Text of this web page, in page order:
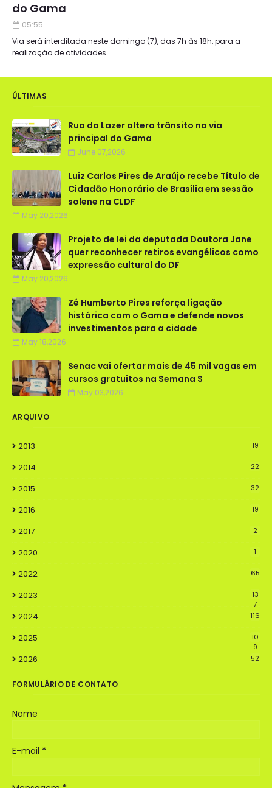
do Gama
05:55
Via será interditada neste domingo (7), das 7h às 18h, para a
realização de atividades…
ÚLTIMAS
Rua do Lazer altera trânsito na via
principal do Gama
June 07,2026
Luiz Carlos Pires de Araújo recebe Título de
Cidadão Honorário de Brasília em sessão
solene na CLDF
May 20,2026
Projeto de lei da deputada Doutora Jane
quer reconhecer retiros evangélicos como
expressão cultural do DF
May 20,2026
Zé Humberto Pires reforça ligação
histórica com o Gama e defende novos
investimentos para a cidade
May 18,2026
Senac vai ofertar mais de 45 mil vagas em
cursos gratuitos na Semana S
May 03,2026
ARQUIVO
2013 19
2014 22
2015 32
2016 19
2017 2
2020 1
2022 65
2023
13
7
2024 116
2025
10
9
2026 52
FORMULÁRIO DE CONTATO
Nome
E-mail *